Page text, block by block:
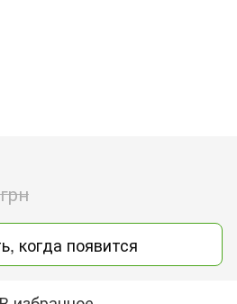
когда появится